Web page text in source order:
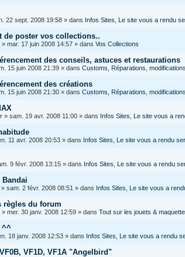
22 sept. 2008 19:58 » dans Infos Sites, Le site vous a rendu
de poster vos collections..
» mar. 17 juin 2008 14:57 » dans Vos Collections
des conseils, astuces et restaurations
15 juin 2008 21:39 » dans Customs, Réparations,
des créations
15 juin 2008 21:30 » dans Customs, Réparations,
» sam. 19 avr. 2008 11:00 » dans Infos Sites, Le site vous a
11 avr. 2008 20:53 » dans Infos Sites, Le site vous a rendu
9 févr. 2008 13:15 » dans Infos Sites, Le site vous a rendu
Bandai
» sam. 2 févr. 2008 08:51 » dans Infos Sites, Le site vous a
règles du forum
» mer. 30 janv. 2008 12:59 » dans Tout sur les jouets &
^^
18 janv. 2008 12:53 » dans Infos Sites, Le site vous a rendu
VF1D, VF1A "Angelbird"